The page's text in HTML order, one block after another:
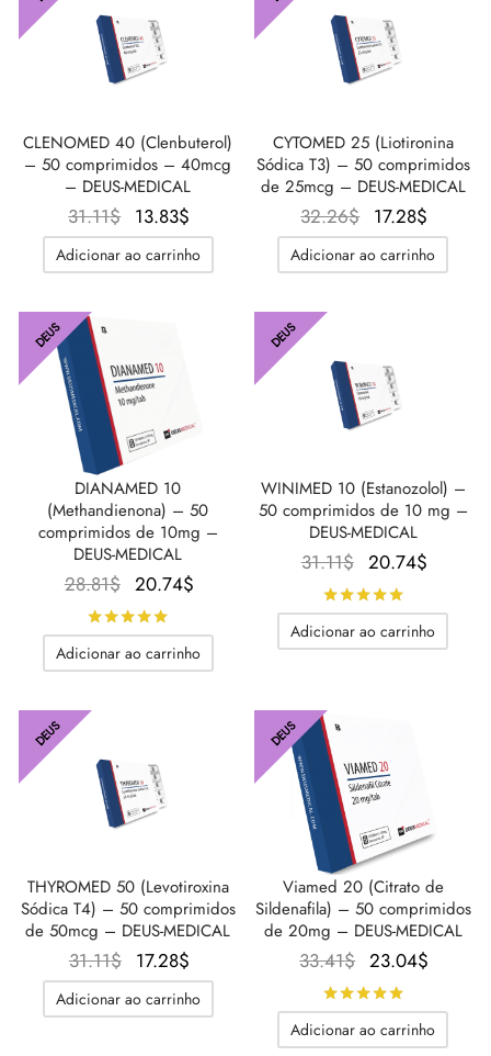
CLENOMED 40 (Clenbuterol)
– 50 comprimidos – 40mcg
– DEUS-MEDICAL
31.11$
O
preço
original
13.83$
preço
atual é:
Adicionar ao carrinho
CYTOMED 25 (Liotironina
Sódica T3) – 50 comprimidos
de 25mcg – DEUS-MEDICAL
32.26$
O
preço
original
17.28$
preço
atual é:
Adicionar ao carrinho
DEUS
DIANAMED 10
(Methandienona) – 50
comprimidos de 10mg –
DEUS-MEDICAL
28.81$
O
preço
original
era:
20.74$
atual é:
20.74$.
Adicionar ao carrinho
DEUS
WINIMED 10 (Estanozolol) –
50 comprimidos de 10 mg –
DEUS-MEDICAL
31.11$
O
preço
original
era:
20.74$
atual é:
Adicionar ao carrinho
DEUS
THYROMED 50 (Levotiroxina
Sódica T4) – 50 comprimidos
de 50mcg – DEUS-MEDICAL
31.11$
O
preço
original
17.28$
preço
atual é:
Adicionar ao carrinho
DEUS
Viamed 20 (Citrato de
Sildenafila) – 50 comprimidos
de 20mg – DEUS-MEDICAL
33.41$
O
preço
original
era:
23.04$
atual é:
Adicionar ao carrinho
/ GENETIC 🇪🇺
🇪🇺
/ PHARMACOM INT. 🌍
Oral
(Estanozolol) Oral
(Mounjaro)